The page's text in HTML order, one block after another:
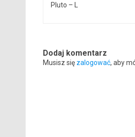
Pluto – L
Dodaj komentarz
Musisz się zalogować, aby